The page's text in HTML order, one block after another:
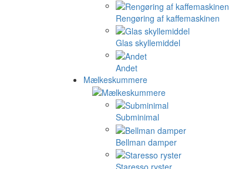
Rengøring af kaffemaskinen
Glas skyllemiddel
Andet
Mælkeskummere
Subminimal
Bellman damper